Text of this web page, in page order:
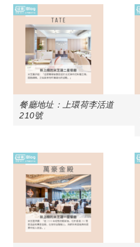
餐廳地址：上環荷李活道
210號